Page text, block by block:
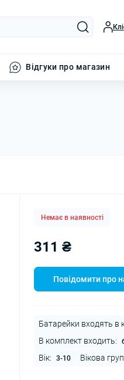
Відгуки про магазин
Немає в наявності
311 ₴
Повідомити про
Батарейки входять в
В комплект входить:
Вік: 3-10 Вікова